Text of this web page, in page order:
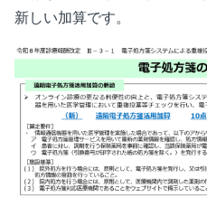
新しい加算です。